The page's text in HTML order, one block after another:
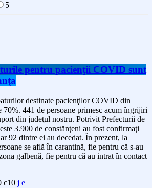
5
pentru pacienţii COVID sunt
destinate pacienţilor COVID din
70%. 441 de persoane primesc acum îngrijiri
din judeţul nostru. Potrivit Prefecturii de
3.900 de constănţeni au fost confirmaţi
92 dintre ei au decedat. În prezent, la
se află în carantină, fie pentru că s-au
galbenă, fie pentru că au intrat în contact
10